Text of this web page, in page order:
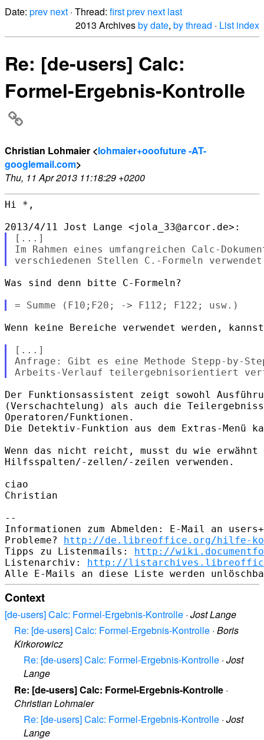
Date: prev next · Thread: firstprev next last
2013 Archivesby date, by thread · List index
Re: [de-users] Calc:
Formel-Ergebnis-Kontrolle
Christian Lohmaier <lohmaier+ooofuture -AT-
googlemail.com>
Thu, 11 Apr 2013 11:18:29 +0200
Hi *,
[...]
Im Rahmen eines umfangreichen Calc-
Was sind denn bitte C-Formeln?
Wenn keine Bereiche verwendet werden,
[...]
Anfrage: Gibt es eine Methode Stepp-by-
Der Funktionsassistent zeigt sowohl
(Verschachtelung) als auch die
Operatoren/Funktionen.
Die Detektiv-Funktion aus dem Extras-
Wenn das nicht reicht, musst du wie erwähnt
Hilfsspalten/-zellen/-zeilen verwenden.
ciao
Christian
--
Informationen zum Abmelden: E-Mail an
Probleme? http://de.libreoffice.org/hilfe-
Tipps zu Listenmails: http://
Listenarchiv: http://
Context
[de-users] Calc: Formel-Ergebnis-Kontrolle · Jost Lange
Re: [de-users] Calc: Formel-Ergebnis-Kontrolle · Boris
Kirkorowicz
Re: [de-users] Calc: Formel-Ergebnis-Kontrolle · Jost
Lange
Re: [de-users] Calc: Formel-Ergebnis-Kontrolle ·
Christian Lohmaier
Re: [de-users] Calc: Formel-Ergebnis-Kontrolle · Jost
Lange